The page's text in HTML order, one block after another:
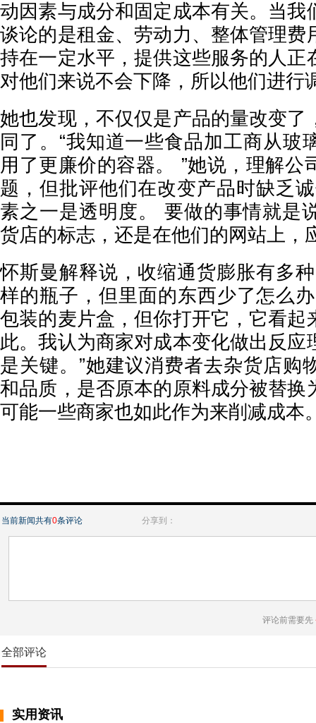
动因素与成分和固定成本有关。当我
谈论的是租金、劳动力、整体管理费
持在一定水平，提供这些服务的人正
对他们来说不会下降，所以他们进行
她也发现，不仅仅是产品的量改变了
同了。“我知道一些食品加工商从玻
用了更廉价的容器。 ”她说，理解公
题，但批评他们在改变产品时缺乏
素之一是透明度。 要做的事情就是
货店的标志，还是在他们的网站上，
怀斯曼解释说，收缩通货膨胀有多
样的瓶子，但里面的东西少了怎么
包装的麦片盒，但你打开它，它看起
此。我认为商家对成本变化做出反应
是关键。”她建议消费者去杂货店购
和品质，是否原本的原料成分被替换
可能一些商家也如此作为来削减成本
当前新闻共有0条评论 分享到：
评论前需要先
全部评论
实用资讯